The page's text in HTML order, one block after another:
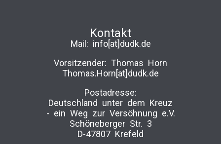
Kontakt
Mail: info[at]dudk.de
Vorsitzender: Thomas Horn
Thomas.Horn[at]dudk.de
Postadresse:
Deutschland unter dem Kreuz
-­ ein Weg zur Versöhnung e.V.
Schöneberger Str. 3
D-47807 Krefeld